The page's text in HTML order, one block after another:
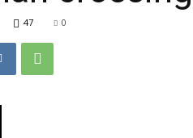
47 0